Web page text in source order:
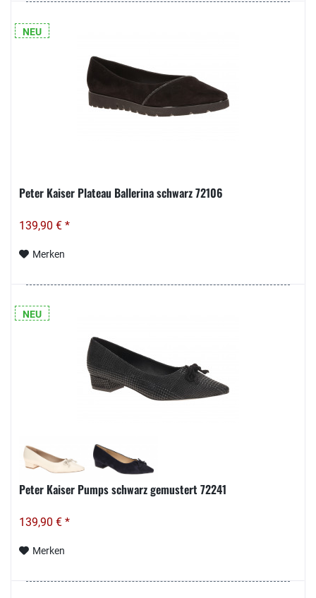
NEU
Peter Kaiser Plateau Ballerina schwarz 72106
139,90 € *
Merken
NEU
Peter Kaiser Pumps schwarz gemustert 72241
139,90 € *
Merken